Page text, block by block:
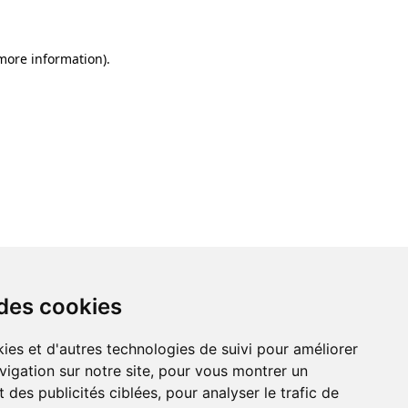
cookies
et d'autres technologies de suivi pour améliorer
sur notre site, pour vous montrer un
des publicités ciblées, pour analyser le trafic de
information).